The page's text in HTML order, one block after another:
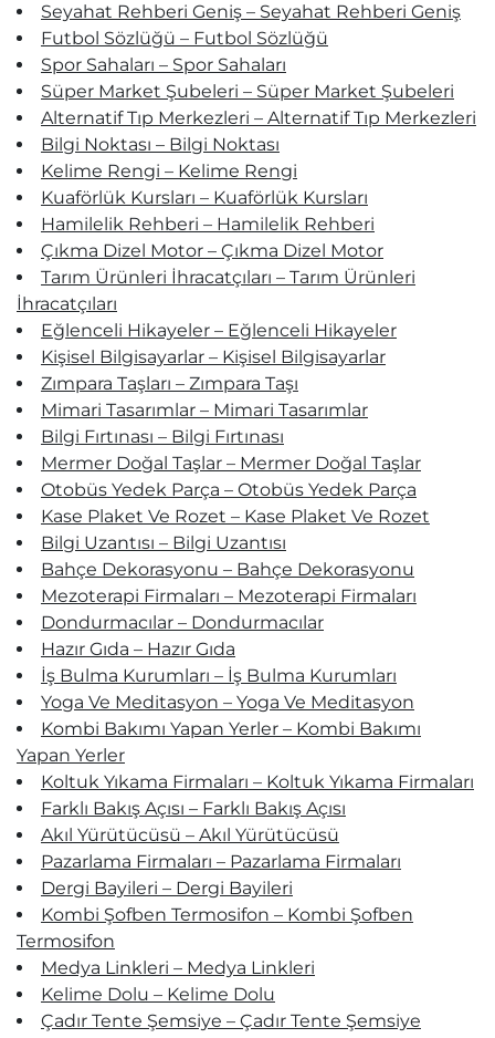
Seyahat Rehberi Geniş – Seyahat Rehberi Geniş
Futbol Sözlüğü – Futbol Sözlüğü
Spor Sahaları – Spor Sahaları
Süper Market Şubeleri – Süper Market Şubeleri
Alternatif Tıp Merkezleri – Alternatif Tıp Merkezleri
Bilgi Noktası – Bilgi Noktası
Kelime Rengi – Kelime Rengi
Kuaförlük Kursları – Kuaförlük Kursları
Hamilelik Rehberi – Hamilelik Rehberi
Çıkma Dizel Motor – Çıkma Dizel Motor
Tarım Ürünleri İhracatçıları – Tarım Ürünleri
İhracatçıları
Eğlenceli Hikayeler – Eğlenceli Hikayeler
Kişisel Bilgisayarlar – Kişisel Bilgisayarlar
Zımpara Taşları – Zımpara Taşı
Mimari Tasarımlar – Mimari Tasarımlar
Bilgi Fırtınası – Bilgi Fırtınası
Mermer Doğal Taşlar – Mermer Doğal Taşlar
Otobüs Yedek Parça – Otobüs Yedek Parça
Kase Plaket Ve Rozet – Kase Plaket Ve Rozet
Bilgi Uzantısı – Bilgi Uzantısı
Bahçe Dekorasyonu – Bahçe Dekorasyonu
Mezoterapi Firmaları – Mezoterapi Firmaları
Dondurmacılar – Dondurmacılar
Hazır Gıda – Hazır Gıda
İş Bulma Kurumları – İş Bulma Kurumları
Yoga Ve Meditasyon – Yoga Ve Meditasyon
Kombi Bakımı Yapan Yerler – Kombi Bakımı
Yapan Yerler
Koltuk Yıkama Firmaları – Koltuk Yıkama Firmaları
Farklı Bakış Açısı – Farklı Bakış Açısı
Akıl Yürütücüsü – Akıl Yürütücüsü
Pazarlama Firmaları – Pazarlama Firmaları
Dergi Bayileri – Dergi Bayileri
Kombi Şofben Termosifon – Kombi Şofben
Termosifon
Medya Linkleri – Medya Linkleri
Kelime Dolu – Kelime Dolu
Çadır Tente Şemsiye – Çadır Tente Şemsiye